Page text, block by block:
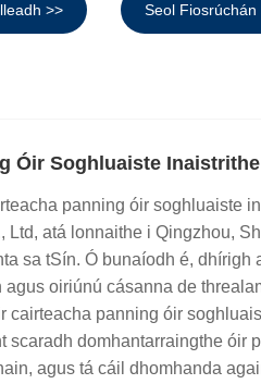
>> Seol Fiosrúchán
Óir Soghluaiste Inaistrithe
panning óir soghluaiste
Ltd, atá lonnaithe i Qingzhou,
sa tSín. Ó bunaíodh é, dhírigh
oiriúnú cásanna de
cairteacha panning óir
scaradh domhantarraingthe óir
agus tá cáil dhomhanda